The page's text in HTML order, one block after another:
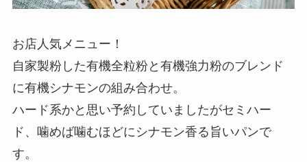
お店人気メニュー！
自家製粉した有機全粒粉と有機強力粉のブレンド
に有機シナモンの組み合わせ。
ハード系かと思い予約していましたがセミハー
ド、噛めば噛むほどにシナモン香る旨いパンで
す。